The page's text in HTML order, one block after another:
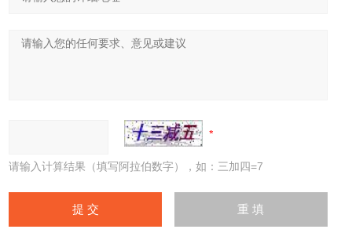
请输入计算结果（填写阿拉伯数字），如：三加四=7